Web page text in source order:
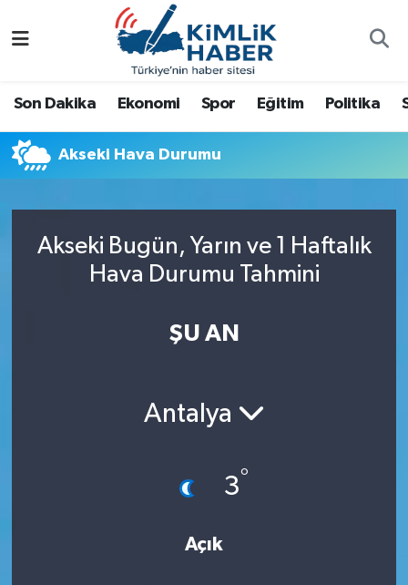
Son Dakika Ekonomi Spor Eğitim Politika
Akseki Hava Durumu
Akseki Bugün, Yarın ve 1 Haftalık
Hava Durumu Tahmini
ŞU AN
Antalya
3°
Açık
Antalya
Dünya
Eğitim
Nöbetçi Eczaneler
Namaz Vakitleri
Trafik Durumu
Süper Lig Puan Durumu ve Fikstür
Son Dakika Haberleri